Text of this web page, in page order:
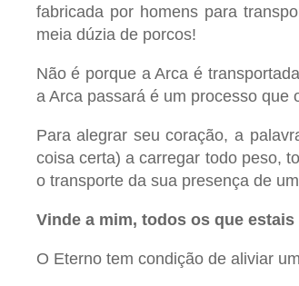
fabricada por homens para
meia dúzia de porcos!
Não é porque a Arca é
a Arca passará é um processo que
Para alegrar seu coração, a
coisa certa) a carregar todo peso,
o transporte da sua presença de
Vinde a mim, todos os que
O Eterno tem condição de aliviar